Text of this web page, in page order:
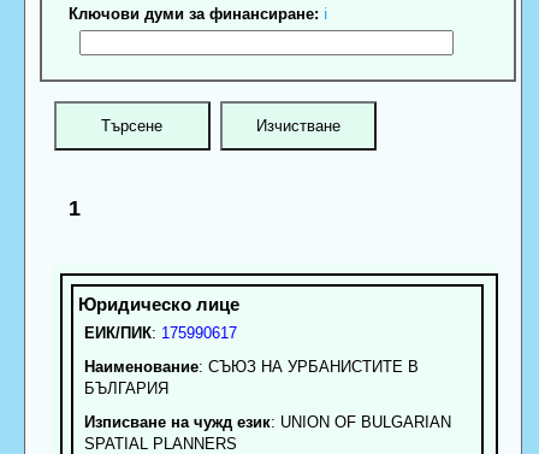
Ключови думи за финансиране: ℹ
1
ЕИК/ПИК: 175990617
Наименование: СЪЮЗ НА УРБАНИСТИТЕ В
БЪЛГАРИЯ
Изписване на чужд език: UNION OF BULGARIAN
SPATIAL PLANNERS